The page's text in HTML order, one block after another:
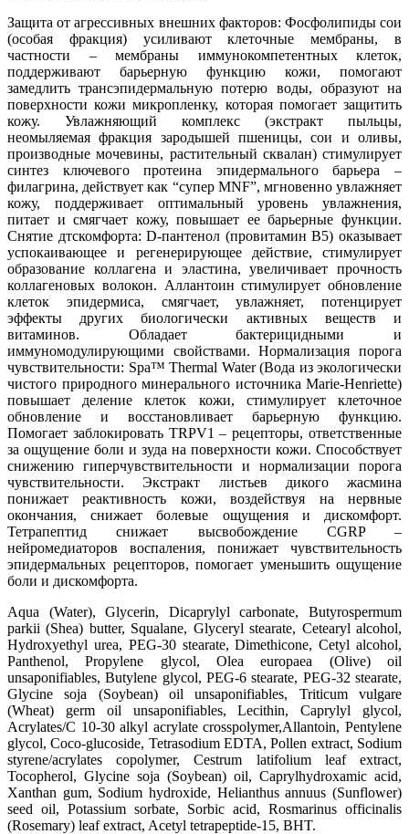
Защита от агрессивных внешних факторов: Фосфолипиды сои
(особая фракция) усиливают клеточные мембраны, в
частности – мембраны иммунокомпетентных клеток,
поддерживают барьерную функцию кожи, помогают
замедлить трансэпидермальную потерю воды, образуют на
поверхности кожи микропленку, которая помогает защитить
кожу. Увлажняющий комплекс (экстракт пыльцы,
неомыляемая фракция зародышей пшеницы, сои и оливы,
производные мочевины, растительный сквалан) стимулирует
синтез ключевого протеина эпидермального барьера –
филагрина, действует как “супер MNF”, мгновенно увлажняет
кожу, поддерживает оптимальный уровень увлажнения,
питает и смягчает кожу, повышает ее барьерные функции.
Снятие дтскомфорта: D-пантенол (провитамин B5) оказывает
успокаивающее и регенерирующее действие, стимулирует
образование коллагена и эластина, увеличивает прочность
коллагеновых волокон. Аллантоин стимулирует обновление
клеток эпидермиса, смягчает, увлажняет, потенцирует
эффекты других биологически активных веществ и
витаминов. Обладает бактерицидными и
иммуномодулирующими свойствами. Нормализация порога
чувствительности: Spa™ Thermal Water (Вода из экологически
чистого природного минерального источника Marie-Henriette)
повышает деление клеток кожи, стимулирует клеточное
обновление и восстановливает барьерную функцию.
Помогает заблокировать TRPV1 – рецепторы, ответственные
за ощущение боли и зуда на поверхности кожи. Способствует
снижению гиперчувствительности и нормализации порога
чувствительности. Экстракт листьев дикого жасмина
понижает реактивность кожи, воздействуя на нервные
окончания, снижает болевые ощущения и дискомфорт.
Тетрапептид снижает высвобождение CGRP –
нейромедиаторов воспаления, понижает чувствительность
эпидермальных рецепторов, помогает уменьшить ощущение
боли и дискомфорта.
Aqua (Water), Glycerin, Dicaprylyl carbonate, Butyrospermum
parkii (Shea) butter, Squalane, Glyceryl stearate, Cetearyl alcohol,
Hydroxyethyl urea, PEG-30 stearate, Dimethicone, Cetyl alcohol,
Panthenol, Propylene glycol, Olea europaea (Olive) oil
unsaponifiables, Butylene glycol, PEG-6 stearate, PEG-32 stearate,
Glycine soja (Soybean) oil unsaponifiables, Triticum vulgare
(Wheat) germ oil unsaponifiables, Lecithin, Caprylyl glycol,
Acrylates/C 10-30 alkyl acrylate crosspolymer,Allantoin, Pentylene
glycol, Coco-glucoside, Tetrasodium EDTA, Pollen extract, Sodium
styrene/acrylates copolymer, Cestrum latifolium leaf extract,
Tocopherol, Glycine soja (Soybean) oil, Caprylhydroxamic acid,
Xanthan gum, Sodium hydroxide, Helianthus annuus (Sunflower)
seed oil, Potassium sorbate, Sorbic acid, Rosmarinus officinalis
(Rosemary) leaf extract, Acetyl tetrapeptide-15, BHT.